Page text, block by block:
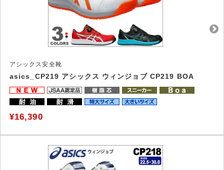
アシックス安全靴
asics_CP219 アシックス ウィンジョブ CP219 BOA
¥16,390